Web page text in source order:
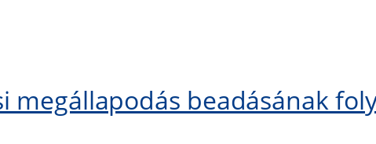
megállapodás beadásának